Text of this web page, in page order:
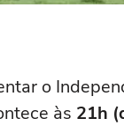
o
às 21h